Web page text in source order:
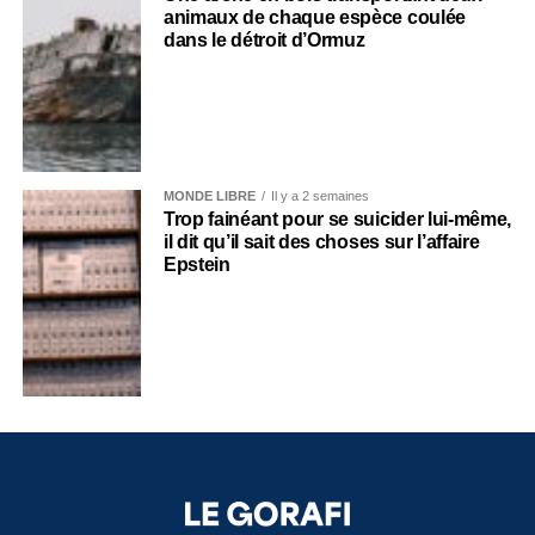
animaux de chaque espèce coulée
dans le détroit d’Ormuz
MONDE LIBRE Il y a 2 semaines
Trop fainéant pour se suicider lui-même,
il dit qu’il sait des choses sur l’affaire
Epstein